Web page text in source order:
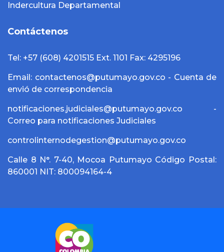
Indercultura Departamental
Contáctenos
Tel: +57 (608) 4201515 Ext. 1101 Fax: 4295196
Email: contactenos@putumayo.gov.co - Cuenta de
envió de correspondencia
notificaciones.judiciales@putumayo.gov.co -
Correo para notificaciones Judiciales
controlinternodegestion@putumayo.gov.co
Calle 8 N°. 7-40, Mocoa Putumayo Código Postal:
860001 NIT: 800094164-4